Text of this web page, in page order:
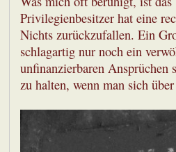
Privilegienbesitzer hat eine
Nichts zurückzufallen. Ein
schlagartig nur noch ein
unfinanzierbaren Ansprüchen
zu halten, wenn man sich